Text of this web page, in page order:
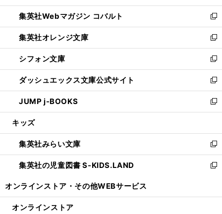
開
く
ウ
で
開
く
ン
ド
ウ
で
開
く
ウ
ィ
ン
ド
ウ
で
開
く
集英社Webマガジン コバルト
新
し
い
ウ
ィ
ン
ド
ウ
で
開
集英社オレンジ文庫
新
し
い
ウ
ィ
ン
ド
ウ
開
く
シフォン文庫
新
し
い
ウ
ィ
ン
ウ
で
開
く
ダッシュエックス文庫公式サイト
新
し
い
ウ
ン
ド
ウ
で
JUMP j-BOOKS
新
し
ウ
ィ
ン
ド
開
キッズ
集英社みらい文庫
新
し
い
ン
集英社の児童図書 S-KIDS.LAND
新
ウ
オンラインストア・ その他WEBサービス
オンラインストア